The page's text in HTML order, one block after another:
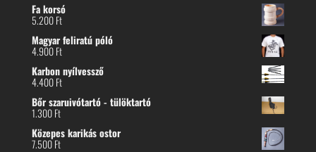
Fa korsó
5.200Ft
Magyar feliratú póló
4.900Ft
Karbon nyílvessző
4.400Ft
Bőr szaruivótartó - tülöktartó
1.300Ft
Közepes karikás ostor
7.500Ft